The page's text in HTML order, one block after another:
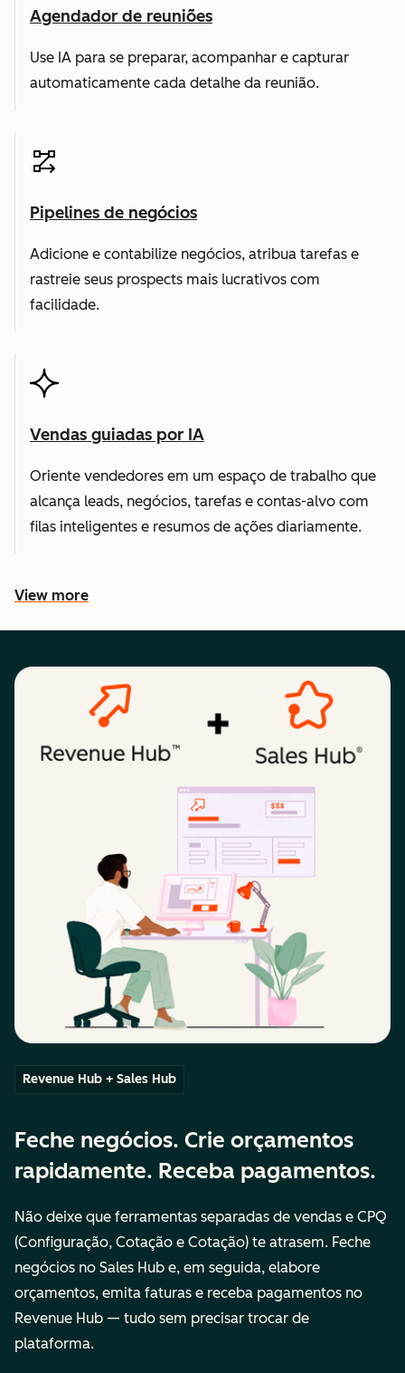
Agendador de reuniões
Use IA para se preparar, acompanhar e capturar
automaticamente cada detalhe da reunião.
Pipelines de negócios
Adicione e contabilize negócios, atribua tarefas e
rastreie seus prospects mais lucrativos com
facilidade.
Vendas guiadas por IA
Oriente vendedores em um espaço de trabalho que
alcança leads, negócios, tarefas e contas-alvo com
filas inteligentes e resumos de ações diariamente.
View more
Revenue Hub + Sales Hub
Feche negócios. Crie orçamentos
rapidamente. Receba pagamentos.
Não deixe que ferramentas separadas de vendas e CPQ
(Configuração, Cotação e Cotação) te atrasem. Feche
negócios no Sales Hub e, em seguida, elabore
orçamentos, emita faturas e receba pagamentos no
Revenue Hub — tudo sem precisar trocar de
plataforma.